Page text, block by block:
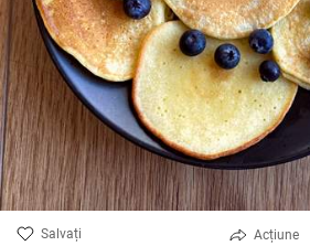
Salvați Acțiune